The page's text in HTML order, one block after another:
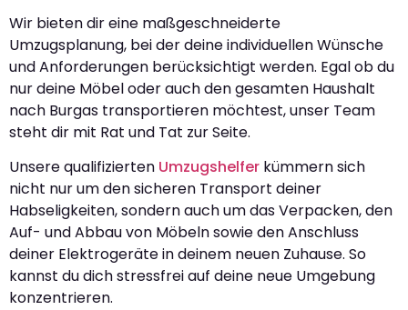
Wir bieten dir eine maßgeschneiderte
Umzugsplanung, bei der deine individuellen Wünsche
und Anforderungen berücksichtigt werden. Egal ob du
nur deine Möbel oder auch den gesamten Haushalt
nach Burgas transportieren möchtest, unser Team
steht dir mit Rat und Tat zur Seite.
Unsere qualifizierten Umzugshelfer kümmern sich
nicht nur um den sicheren Transport deiner
Habseligkeiten, sondern auch um das Verpacken, den
Auf- und Abbau von Möbeln sowie den Anschluss
deiner Elektrogeräte in deinem neuen Zuhause. So
kannst du dich stressfrei auf deine neue Umgebung
konzentrieren.